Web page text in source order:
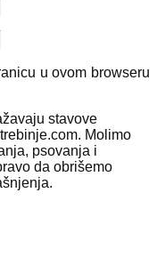
u ovom browseru
stavove
Molimo
psovanja i
da obrišemo